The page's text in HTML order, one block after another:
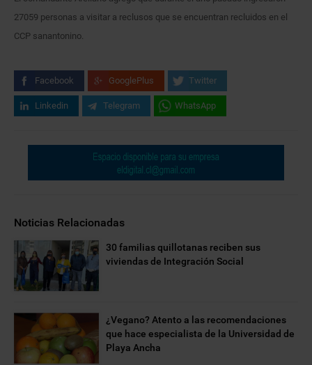
27059 personas a visitar a reclusos que se encuentran recluidos en el
CCP sanantonino.
Facebook GooglePlus Twitter
Linkedin Telegram WhatsApp
Noticias Relacionadas
30 familias quillotanas reciben sus
viviendas de Integración Social
¿Vegano? Atento a las recomendaciones
que hace especialista de la Universidad de
Playa Ancha